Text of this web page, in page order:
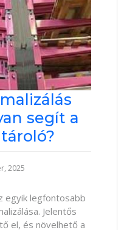
segít a
2025
egyik legfontosabb
Jelentős
el, és növelhető a